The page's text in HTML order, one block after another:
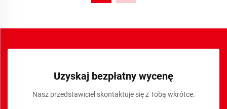
Uzyskaj bezpłatny wycenę
Nasz przedstawiciel skontaktuje się z Tobą wkrótce.